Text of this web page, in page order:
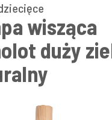
wisząca
duży